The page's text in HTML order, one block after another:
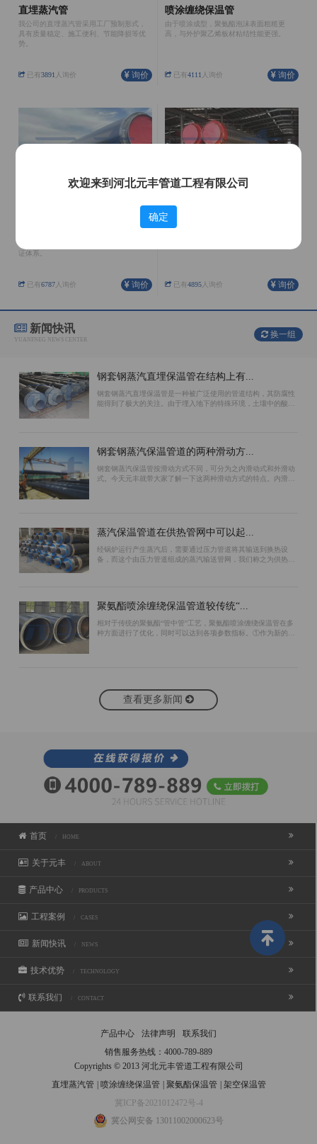
直埋蒸汽管
我公司的直埋蒸汽管采用工厂预制形式，
具有质量稳定、施工便利、节能降损等优
势。
已有3891 人询价 询价
喷涂缠绕保温管
由于喷涂成型，聚氨酯泡沫表面粗糙更
高，与外护聚乙烯板材粘结性能更强。
已有4111 人询价 询价
证体系。
已有6787人询价 询价
架空保温管
已有4895人询价 询价
新闻快讯
YUANFNEG NEWS CENTER
换一组
钢套钢蒸汽直埋保温管在结构上有...
钢套钢蒸汽直埋保温管是一种被广泛使用的管道结构，其防腐性
能得到了极大的关注。由于埋入地下的特殊环境，土壤中的酸碱
钢套钢蒸汽保温管道的两种滑动方...
钢套钢蒸汽保温管按滑动方式不同，可分为之内滑动式和外滑动
式。今天元丰就带大家了解一下这两种滑动方式的特点。内滑动
蒸汽保温管道在供热管网中可以起...
经锅炉运行产生蒸汽后，需要通过压力管道将其输送到换热设
备，而这个由压力管道组成的蒸汽输送管网，我们称之为供热管
聚氨酯喷涂缠绕保温管道较传统“...
相对于传统的聚氨酯“管中管”工艺，聚氨酯喷涂缠绕保温管在多
种方面进行了优化，同时可以达到各项参数指标。①作为新的生
查看更多新闻
首页 / HOME
关于元丰 / ABOUT
产品中心 / PRODUCTS
工程案例 / CASES
新闻快讯 / NEWS
技术优势 / TECHNOLOGY
联系我们 / CONTACT
产品中心 法律声明
联系我们
销售服务热线： 4000-789-889
Copyrights © 2013 河北元丰管道工程有限公司
直埋蒸汽管
喷涂缠绕保温管 聚氨酯保温管
架空保温管
冀ICP备2021012472号-4
冀公网安备 13011002000623号
欢迎来到河北元丰管道工程有限公司
确定